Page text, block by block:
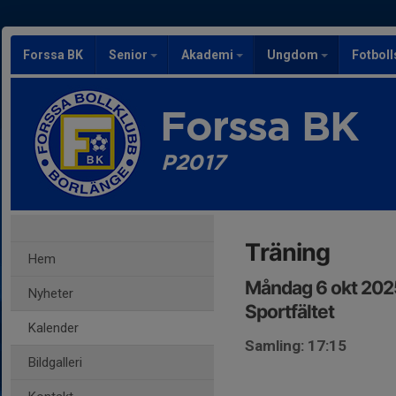
Forssa BK Senior Akademi Ungdom
Forssa BK
P2017
Hem
Nyheter
Kalender
Bildgalleri
Träning
Måndag 6 okt
Sportfältet
Samling: 17:15